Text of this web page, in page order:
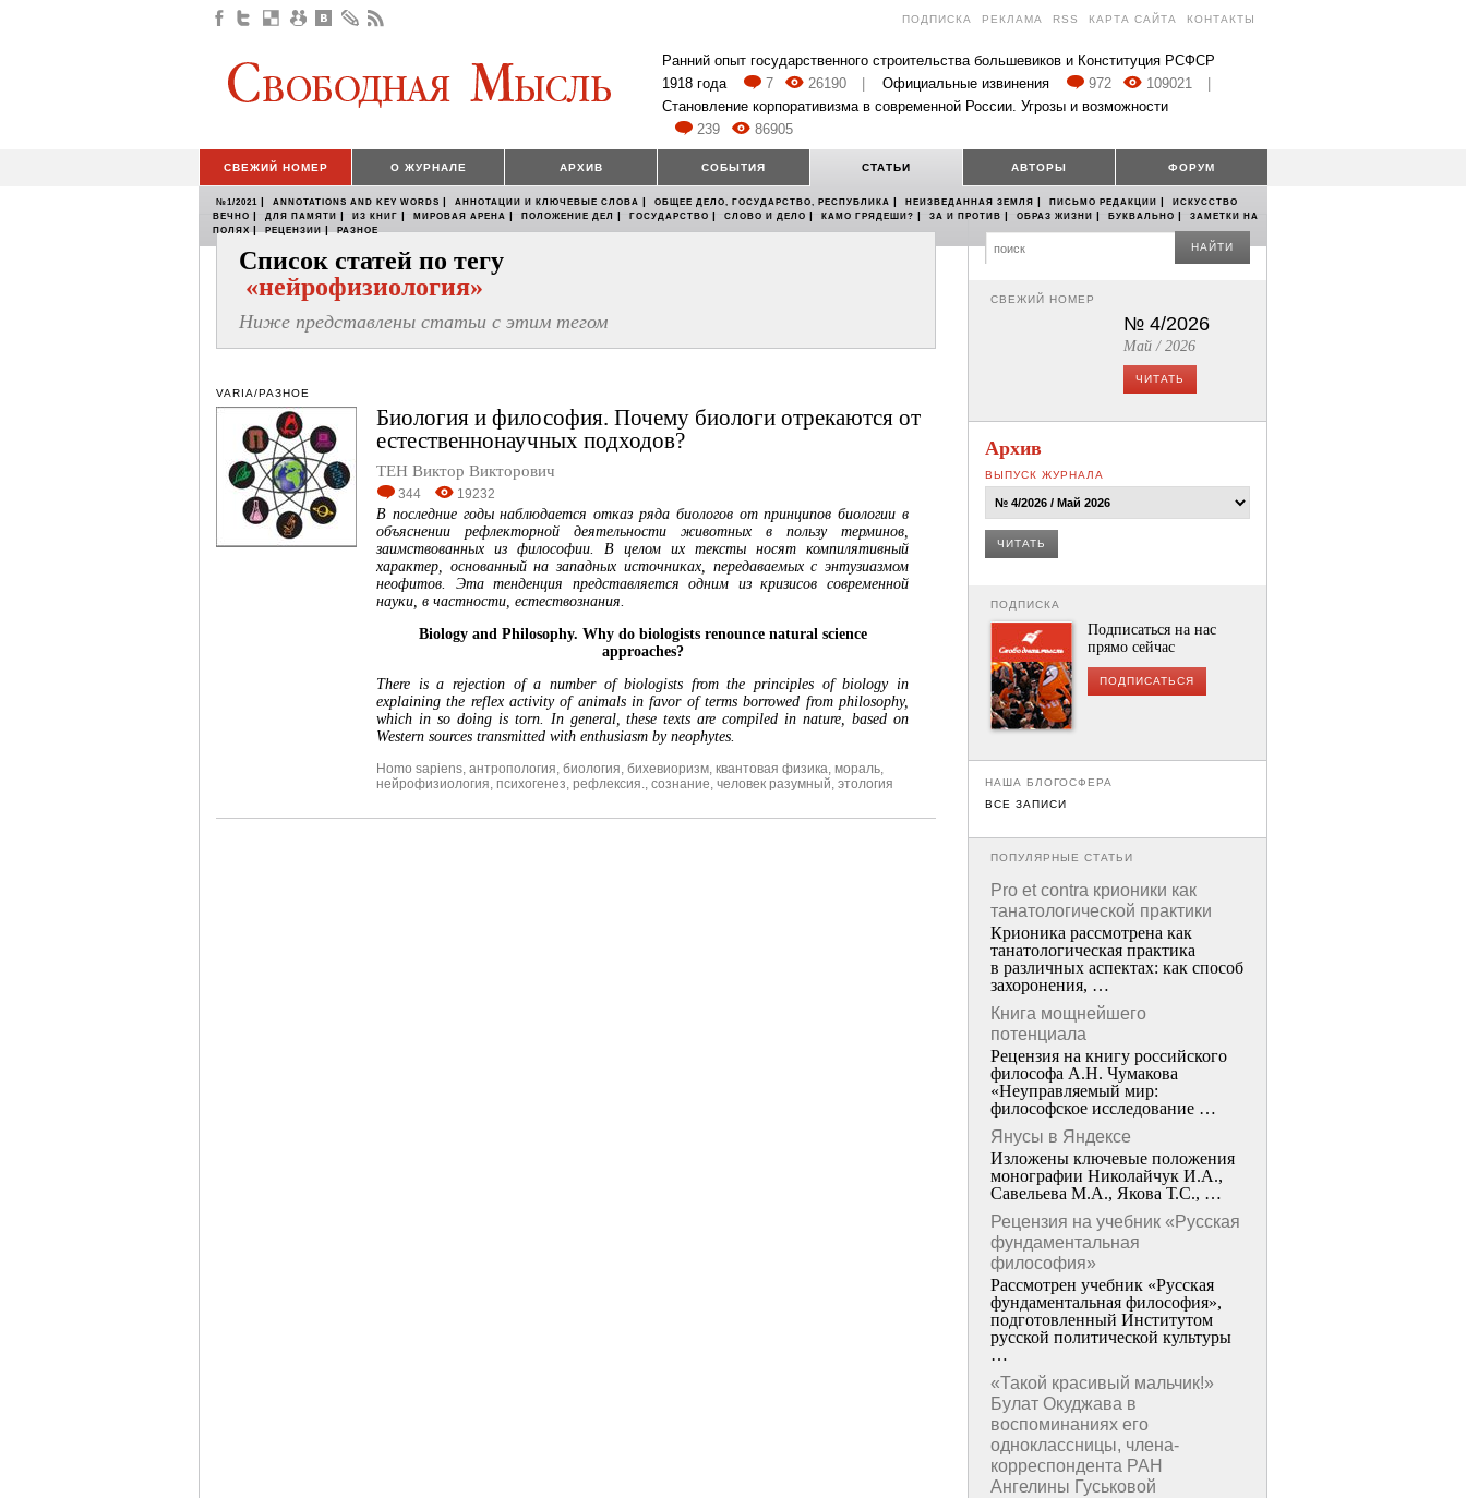
ПОДПИСКА РЕКЛАМА RSS КАРТА САЙТА КОНТАКТЫ
Ранний опыт государственного строительства большевиков и Конституция РСФСР
1918 года
7 26190 Официальные извинения 972 109021
Становление корпоративизма в современной России. Угрозы и возможности
239
86905
СВЕЖИЙ НОМЕР О ЖУРНАЛЕ АРХИВ СОБЫТИЯ СТАТЬИ АВТОРЫ ФОРУМ
№1/2021 | ANNOTATIONS AND KEY WORDS | АННОТАЦИИ И КЛЮЧЕВЫЕ СЛОВА | ОБЩЕЕ ДЕЛО, ГОСУДАРСТВО, РЕСПУБЛИКА | НЕИЗВЕДАННАЯ ЗЕМЛЯ | ПИСЬМО РЕДАКЦИИ |
ИСКУССТВО
ВЕЧНО | ДЛЯ ПАМЯТИ | ИЗ КНИГ | МИРОВАЯ АРЕНА | ПОЛОЖЕНИЕ ДЕЛ | ГОСУДАРСТВО | СЛОВО И ДЕЛО | КАМО ГРЯДЕШИ? | ЗА И ПРОТИВ | ОБРАЗ ЖИЗНИ | БУКВАЛЬНО |
ЗАМЕТКИ НА
ПОЛЯХ | РЕЦЕНЗИИ | РАЗНОЕ
Список статей по тегу
«нейрофизиология»
Ниже представлены статьи с этим тегом
VARIA/РАЗНОЕ
Биология и философия. Почему биологи отрекаются от
естественнонаучных подходов?
ТЕН Виктор Викторович
344 19232
В последние годы наблюдается отказ ряда биологов от принципов биологии в
объяснении рефлекторной деятельности животных в пользу терминов,
заимствованных из философии. В целом их тексты носят компилятивный
характер, основанный на западных источниках, передаваемых с энтузиазмом
неофитов. Эта тенденция представляется одним из кризисов современной
науки, в частности, естествознания.
Biology and Philosophy. Why do biologists renounce natural science
approaches?
There is a rejection of a number of biologists from the principles of biology in
explaining the reflex activity of animals in favor of terms borrowed from philosophy,
which in so doing is torn. In general, these texts are compiled in nature, based on
Western sources transmitted with enthusiasm by neophytes.
Homo sapiens, антропология, биология, бихевиоризм, квантовая физика, мораль,
нейрофизиология, психогенез, рефлексия., сознание, человек разумный, этология
НАЙТИ
СВЕЖИЙ НОМЕР
№ 4/2026
Май / 2026
ЧИТАТЬ
Архив
ВЫПУСК ЖУРНАЛА
ЧИТАТЬ
ПОДПИСКА
Подписаться на нас
прямо сейчас
ПОДПИСАТЬСЯ
НАША БЛОГОСФЕРА
ВСЕ ЗАПИСИ
ПОПУЛЯРНЫЕ СТАТЬИ
Pro et contra крионики как
танатологической практики
Крионика рассмотрена как
танатологическая практика
в различных аспектах: как способ
захоронения, …
Книга мощнейшего
потенциала
Рецензия на книгу российского
философа А.Н. Чумакова
«Неуправляемый мир:
философское исследование …
Янусы в Яндексе
Изложены ключевые положения
монографии Николайчук И.А.,
Савельева М.А., Якова Т.С., …
Рецензия на учебник «Русская
фундаментальная
философия»
Рассмотрен учебник «Русская
фундаментальная философия»,
подготовленный Институтом
русской политической культуры
…
«Такой красивый мальчик!»
Булат Окуджава в
воспоминаниях его
одноклассницы, члена-
корреспондента РАН
Ангелины Гуськовой